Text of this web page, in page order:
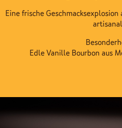
Eine frische
Edle Vanille Bourbon aus